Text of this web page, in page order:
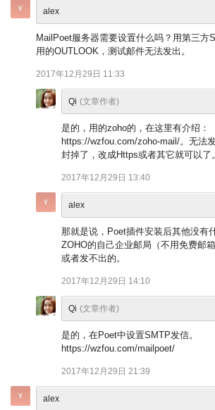
alex
MailPoet服务器需要设置什么吗？用第三方
用的OUTLOOK，测试邮件无法发出。
2017年12月29日 11:33
Qi (文章作者)
是的，用的zoho的，在这里有介绍：
https://wzfou.com/zoho-mail/。无法
封掉了，改成Https或者其它就可以了。
2017年12月29日 13:40
alex
那就是说，Poet插件安装后其他没有
ZOHO的自己企业邮局（不用免费邮
或者发不出的。
2017年12月29日 14:10
Qi (文章作者)
是的，在Poet中设置SMTP发信。
https://wzfou.com/mailpoet/
2017年12月29日 21:39
alex